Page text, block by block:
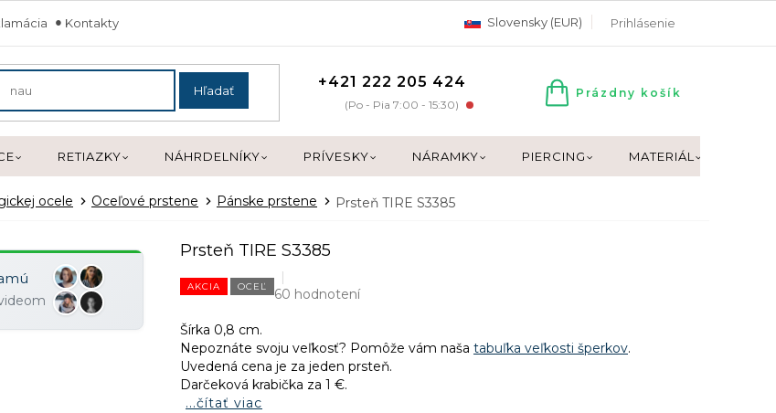
Kontakty Slovensky (EUR) Prihlásenie
Hľadať +421 222 205 424
(Po - Pia 7:00 - 15:30)
NÁKUPNÝ
Prázdny košík
RETIAZKY NÁHRDELNÍKY PRÍVESKY NÁRAMKY PIERCING MATERIÁL
ocele Oceľové prstene Pánske prstene Prsteň TIRE S3385
Prsteň TIRE S3385
AKCIA OCEĽ 60 hodnotení
Šírka 0,8 cm.
Nepoznáte svoju veľkosť? Pomôže vám naša tabuľka veľkosti šperkov.
Uvedená cena je za jeden prsteň.
Darčeková krabička za 1 €.
...čítať viac